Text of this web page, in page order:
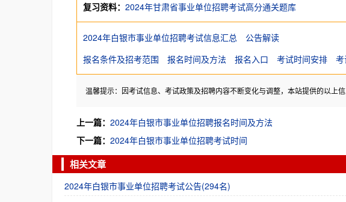
复习资料： 2024年甘肃省事业单位招聘考试高分通关题库
2024年白银市事业单位招聘考试信息汇总
公告解读
报名条件及招考范围
报名时间及方法 报名入口 考试时间安排
温馨提示：因考试信息、考试政策及招聘内容不断变化与调整，本站提供的以上
上一篇： 2024年白银市事业单位招聘报名时间及方法
下一篇： 2024年白银市事业单位招聘考试时间
相关文章
2024年白银市事业单位招聘考试公告(294名)